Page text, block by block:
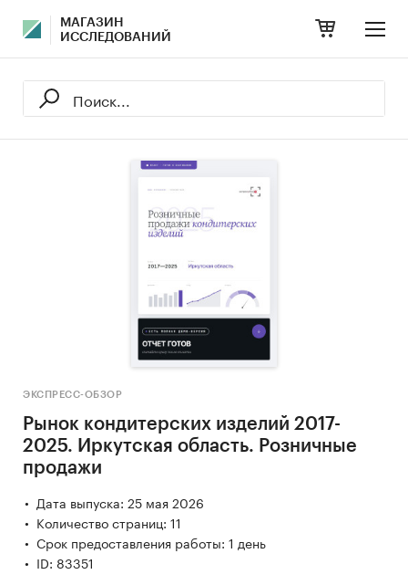
МАГАЗИН
ИССЛЕДОВАНИЙ
ЭКСПРЕСС-ОБЗОР
Рынок кондитерских изделий 2017-
2025. Иркутская область. Розничные
продажи
Дата выпуска: 25 мая 2026
Количество страниц: 11
Срок предоставления работы: 1 день
ID: 83351